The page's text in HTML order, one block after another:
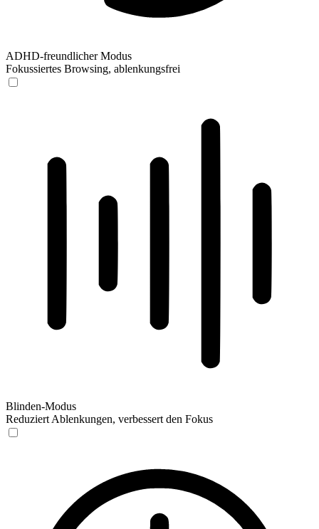
ADHD-freundlicher Modus
Fokussiertes Browsing, ablenkungsfrei
Blinden-Modus
Reduziert Ablenkungen, verbessert den Fokus